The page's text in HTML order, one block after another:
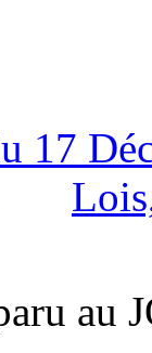
17
au